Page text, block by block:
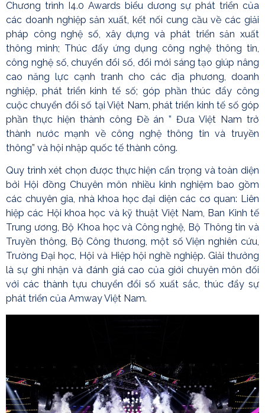
Chương trình I4.0 Awards biểu dương sự phát triển của
các doanh nghiệp sản xuất, kết nối cung cầu về các giải
pháp công nghệ số, xây dựng và phát triển sản xuất
thông minh; Thúc đẩy ứng dụng công nghệ thông tin,
công nghệ số, chuyển đổi số, đổi mới sáng tạo giúp nâng
cao năng lực cạnh tranh cho các địa phương, doanh
nghiệp, phát triển kinh tế số; góp phần thúc đẩy công
cuộc chuyển đổi số tại Việt Nam, phát triển kinh tế số góp
phần thực hiện thành công Đề án ” Đưa Việt Nam trở
thành nước mạnh về công nghệ thông tin và truyền
thông” và hội nhập quốc tế thành công.
Quy trình xét chọn được thực hiện cẩn trọng và toàn diện
bởi Hội đồng Chuyên môn nhiều kinh nghiệm bao gồm
các chuyên gia, nhà khoa học đại diện các cơ quan: Liên
hiệp các Hội khoa học và kỹ thuật Việt Nam, Ban Kinh tế
Trung ương, Bộ Khoa học và Công nghệ, Bộ Thông tin và
Truyền thông, Bộ Công thương, một số Viện nghiên cứu,
Trường Đại học, Hội và Hiệp hội nghề nghiệp. Giải thưởng
là sự ghi nhận và đánh giá cao của giới chuyên môn đối
với các thành tựu chuyển đổi số xuất sắc, thúc đẩy sự
phát triển của Amway Việt Nam.